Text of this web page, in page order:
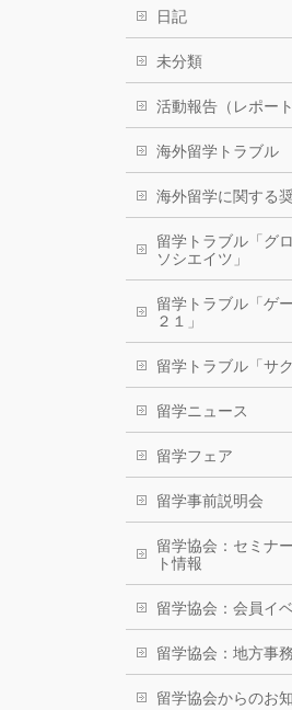
日記
未分類
活動報告（レポート
海外留学トラブル
海外留学に関する
留学トラブル「グ
ソシエイツ」
留学トラブル「ゲ
２１」
留学トラブル「サ
留学ニュース
留学フェア
留学事前説明会
留学協会：セミナ
ト情報
留学協会：会員イ
留学協会：地方事
留学協会からのお